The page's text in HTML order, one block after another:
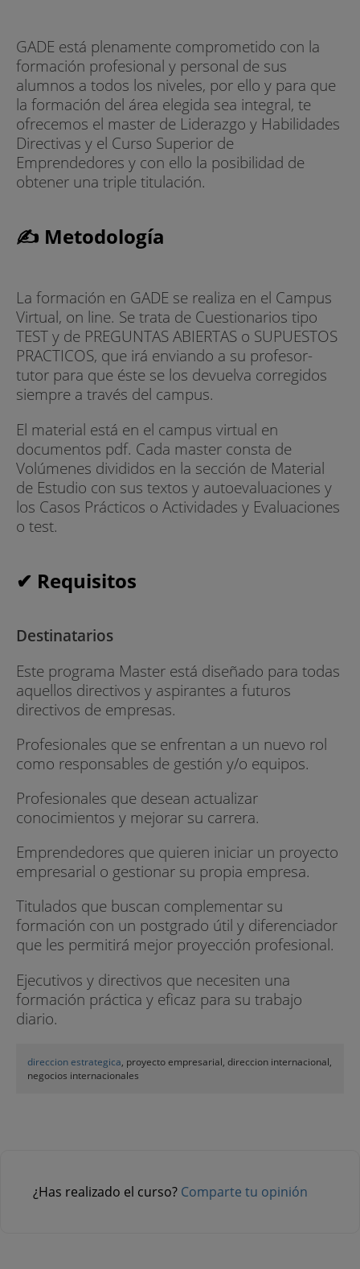
GADE está plenamente comprometido con la
formación profesional y personal de sus
alumnos a todos los niveles, por ello y para que
la formación del área elegida sea integral, te
ofrecemos el master de Liderazgo y Habilidades
Directivas y el Curso Superior de
Emprendedores y con ello la posibilidad de
obtener una triple titulación.
✍ Metodología
La formación en GADE se realiza en el Campus
Virtual, on line. Se trata de Cuestionarios tipo
TEST y de PREGUNTAS ABIERTAS o SUPUESTOS
PRACTICOS, que irá enviando a su profesor-
tutor para que éste se los devuelva corregidos
siempre a través del campus.
El material está en el campus virtual en
documentos pdf. Cada master consta de
Volúmenes divididos en la sección de Material
de Estudio con sus textos y autoevaluaciones y
los Casos Prácticos o Actividades y Evaluaciones
o test.
✔ Requisitos
Destinatarios
Este programa Master está diseñado para todas
aquellos directivos y aspirantes a futuros
directivos de empresas.
Profesionales que se enfrentan a un nuevo rol
como responsables de gestión y/o equipos.
Profesionales que desean actualizar
conocimientos y mejorar su carrera.
Emprendedores que quieren iniciar un proyecto
empresarial o gestionar su propia empresa.
Titulados que buscan complementar su
formación con un postgrado útil y diferenciador
que les permitirá mejor proyección profesional.
Ejecutivos y directivos que necesiten una
formación práctica y eficaz para su trabajo
diario.
direccion estrategica, proyecto empresarial, direccion internacional,
negocios internacionales
¿Has realizado el curso? Comparte tu opinión